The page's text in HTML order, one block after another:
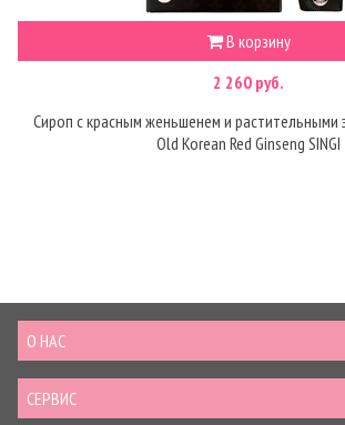
В корзину
2 260 руб.
Сироп с красным женьшенем и растительными
Old Korean Red Ginseng SINGI
О НАС
СЕРВИС